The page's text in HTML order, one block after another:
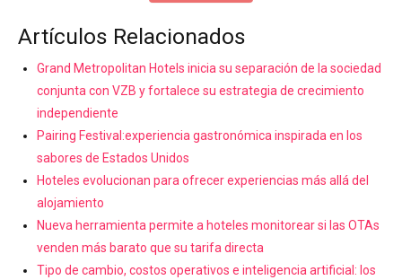
Artículos Relacionados
Grand Metropolitan Hotels inicia su separación de la sociedad
conjunta con VZB y fortalece su estrategia de crecimiento
independiente
Pairing Festival:experiencia gastronómica inspirada en los
sabores de Estados Unidos
Hoteles evolucionan para ofrecer experiencias más allá del
alojamiento
Nueva herramienta permite a hoteles monitorear si las OTAs
venden más barato que su tarifa directa
Tipo de cambio, costos operativos e inteligencia artificial: los